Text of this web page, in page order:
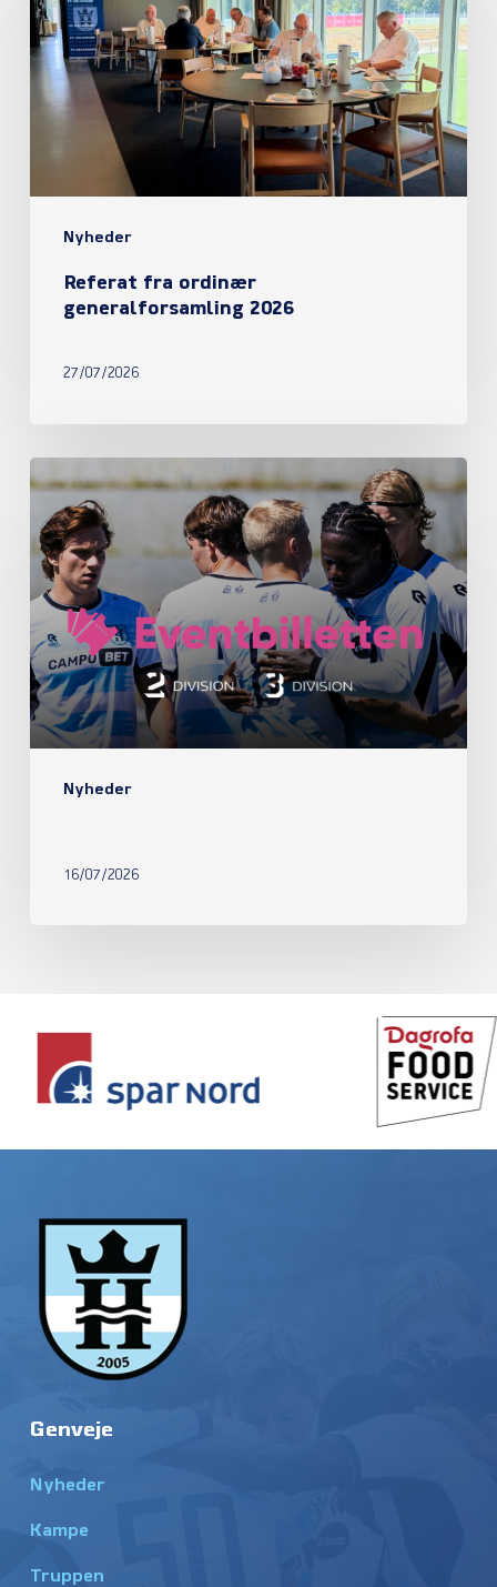
Nyheder
generalforsamling
2026
Referat fra ordinær
generalforsamling 2026
27/07/2026
Nyheder
16/07/2026
Genveje
Nyheder
Kampe
Truppen